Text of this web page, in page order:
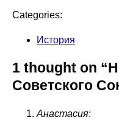
Categories:
История
1 thought on
Советского
Анастасия: